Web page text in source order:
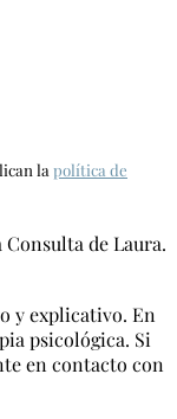
la política de
de Laura.
y explicativo. En
psicológica. Si
en contacto con